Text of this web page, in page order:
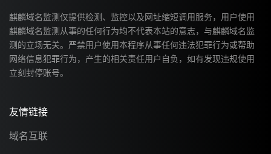
麒麟域名监测仅提供检测、监控以及网址缩短调用服务，用户使用
麒麟域名监测从事的任何行为均不代表本站的意志，与麒麟域名监
测的立场无关。严禁用户使用本程序从事任何违法犯罪行为或帮助
网络信息犯罪行为，产生的相关责任用户自负，如有发现违规使用
立刻封停账号。
友情链接
域名互联